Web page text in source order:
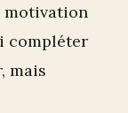
motivation
compléter
mais